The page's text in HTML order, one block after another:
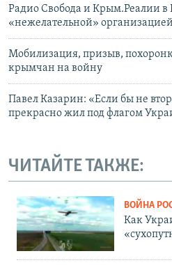
Радио Свобода и Крым.Реалии в
«нежелательной» организацией
Мобилизация, призыв,
крымчан на войну
Павел Казарин: «Если бы не
прекрасно жил под флагом
ЧИТАЙТЕ ТАКЖЕ:
ВОЙНА
Как